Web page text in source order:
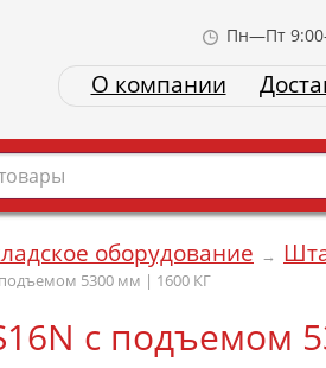
Пн—Пт
О компании
оборудование →
5300 мм | 1600 КГ
с подъемом